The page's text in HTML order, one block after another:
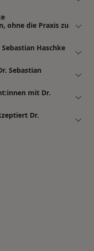
ohne die Praxis zu
Haschke
Sebastian
mit Dr.
Dr.